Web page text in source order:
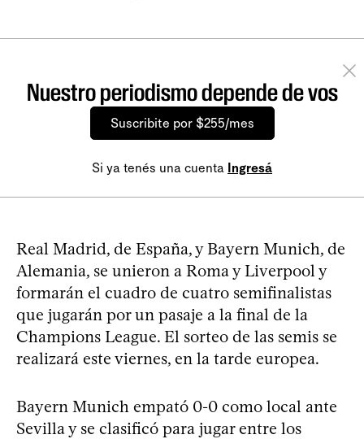
Nuestro periodismo depende de vos
Suscribite por $255/mes
Si ya tenés una cuenta Ingresá
Real Madrid, de España, y Bayern Munich, de
Alemania, se unieron a Roma y Liverpool y
formarán el cuadro de cuatro semifinalistas
que jugarán por un pasaje a la final de la
Champions League. El sorteo de las semis se
realizará este viernes, en la tarde europea.
Bayern Munich empató 0-0 como local ante
Sevilla y se clasificó para jugar entre los